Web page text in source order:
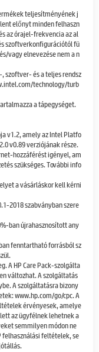
teljesítményének j
előnyt minden felhaszn
az órajel-frekvencia az al
szoftverkonfigurációtól fü
vagy elnevezése nem a n
szoftver- és a teljes rendsz
technology/turb
a tápegységet.
v1.2, amely az Intel Platfo
v0.89 verziójának része.
hozzáférést igényel, am
szükséges. További info
a vásárláskor kell kérni
2018 szabványban szere
ban újrahasznosított any
fenntartható forrásból sz
A HP Care Pack-szolgálta
változhat. A szolgáltatás
A szolgáltatásra bizony
www.hp.com/go/cpc. A
érvényesek, amelye
az ügyfélnek lehetnek a
semmilyen módon ne
felhasználási feltételek, se